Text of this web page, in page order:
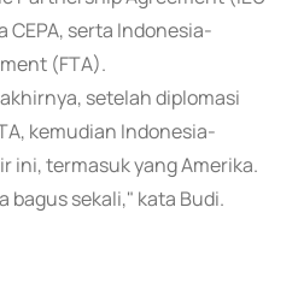
CEPA, serta Indonesia-
(FTA).
setelah diplomasi
kemudian Indonesia-
ini, termasuk yang Amerika.
bagus sekali," kata Budi.